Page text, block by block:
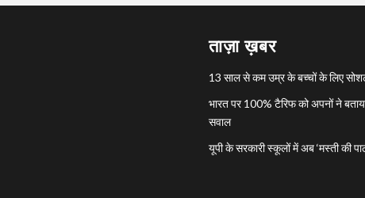
ताज़ा ख़बर
13 साल से कम उम्र के बच्चों के लिए
भारत पर 100% टैरिफ को अपनों ने
सवाल
यूपी के सरकारी स्कूलों में अब ‘मस्ती की